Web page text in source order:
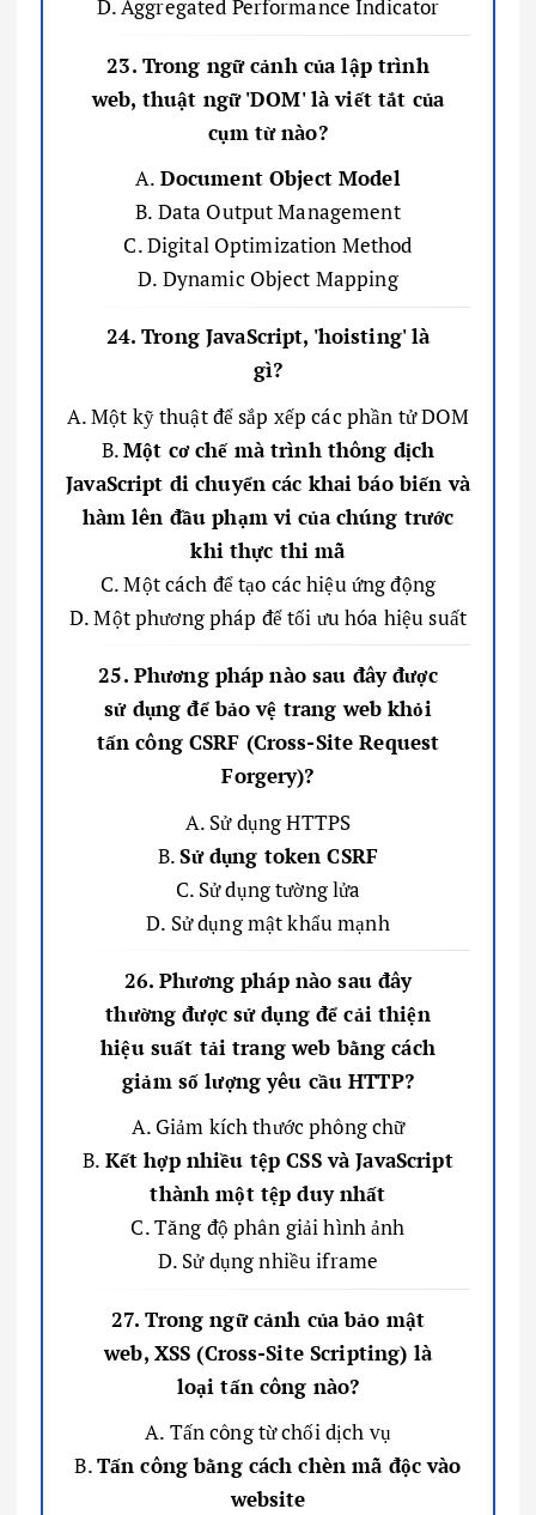
D. Aggregated Performance Indicator
23. Trong ngữ cảnh của lập trình
web, thuật ngữ 'DOM' là viết tắt của
cụm từ nào?
A. Document Object Model
B. Data Output Management
C. Digital Optimization Method
D. Dynamic Object Mapping
24. Trong JavaScript, 'hoisting' là
gì?
A. Một kỹ thuật để sắp xếp các phần tử DOM
B.Một cơ chế mà trình thông dịch
JavaScript di chuyển các khai báo biến và
hàm lên đầu phạm vi của chúng trước
khi thực thi mã
C. Một cách để tạo các hiệu ứng động
D. Một phương pháp để tối ưu hóa hiệu suất
25. Phương pháp nào sau đây được
sử dụng để bảo vệ trang web khỏi
tấn công CSRF (Cross-Site Request
Forgery)?
A. Sử dụng HTTPS
B.Sử dụng token CSRF
C. Sử dụng tường lửa
D. Sử dụng mật khẩu mạnh
26. Phương pháp nào sau đây
thường được sử dụng để cải thiện
hiệu suất tải trang web bằng cách
giảm số lượng yêu cầu HTTP?
A. Giảm kích thước phông chữ
B. Kết hợp nhiều tệp CSS và JavaScript
thành một tệp duy nhất
C. Tăng độ phân giải hình ảnh
D. Sử dụng nhiều iframe
27. Trong ngữ cảnh của bảo mật
web, XSS (Cross-Site Scripting) là
loại tấn công nào?
A. Tấn công từ chối dịch vụ
B.Tấn công bằng cách chèn mã độc vào
website